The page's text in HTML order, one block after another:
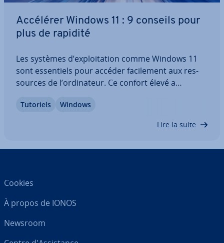
Accélérer Windows 11 : 9 conseils pour
plus de rapidité
Les systèmes d’ex­ploi­ta­tion comme Windows 11
sont es­sen­tiels pour accéder fa­ci­le­ment aux res­
sources de l’or­di­na­teur. Ce confort élevé a
générale, en par­ti­cu­lier lors de l’uti­li­sa­tion à long
Tutoriels Windows
Lire la suite
Cookies
À propos de IONOS
Newsroom